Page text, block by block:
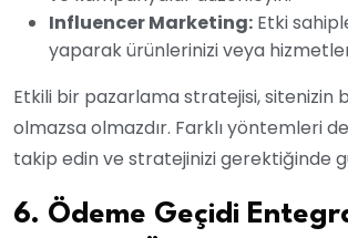
Influencer Marketing: Etki
yaparak ürünlerinizi veya
Etkili bir pazarlama stratejisi, sitenizin
olmazsa olmazdır. Farklı yöntemleri
takip edin ve stratejinizi gerektiğinde
6. Ödeme Geçidi